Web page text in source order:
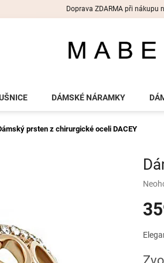
Doprava ZDARMA při nákupu
DÁMSKÉ NÁRAMKY
prsten z chirurgické oceli DACEY
je
z
cena: